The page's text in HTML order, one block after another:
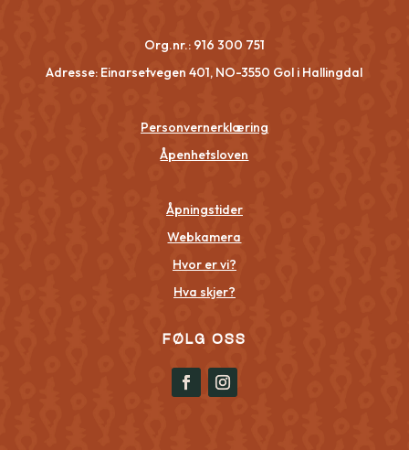
Org.nr.: 916 300 751
Adresse: Einarsetvegen 401, NO-3550 Gol i Hallingdal
Personvernerklæring
Åpenhetsloven
Åpningstider
Webkamera
Hvor er vi?
Hva skjer?
FØLG OSS